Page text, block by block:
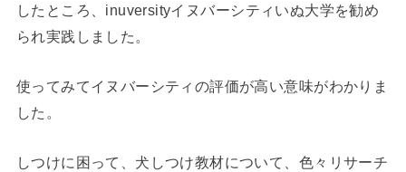
したところ、inuversityイヌバーシティいぬ大学を勧め
られ実践しました。
使ってみてイヌバーシティの評価が高い意味がわかりま
した。
しつけに困って、犬しつけ教材について、色々リサーチ